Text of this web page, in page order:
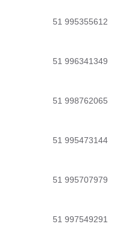
51 995355612
51 996341349
51 998762065
51 995473144
51 995707979
51 997549291